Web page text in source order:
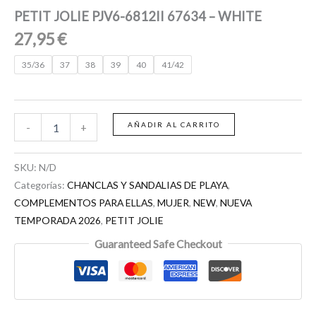
PETIT JOLIE PJV6-6812II 67634 – WHITE
27,95€
35/36 37 38 39 40 41/42
- + AÑADIR AL CARRITO
SKU: N/D
Categorías: CHANCLAS Y SANDALIAS DE PLAYA,
COMPLEMENTOS PARA ELLAS, MUJER, NEW, NUEVA
TEMPORADA 2026, PETIT JOLIE
Guaranteed Safe Checkout